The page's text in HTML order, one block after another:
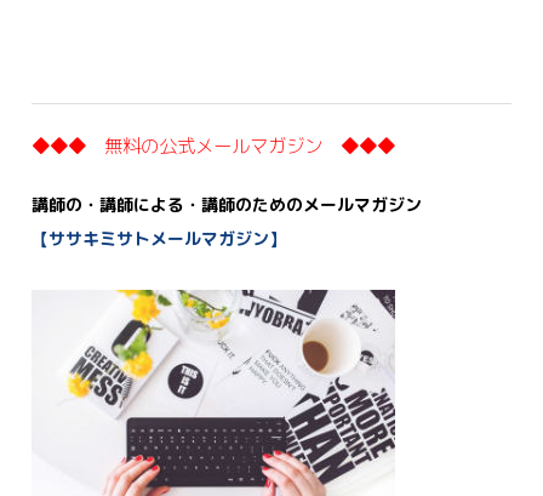
◆◆◆ 無料の公式メールマガジン ◆◆◆
講師の・講師による・講師のためのメールマガジン
【ササキミサトメールマガジン】